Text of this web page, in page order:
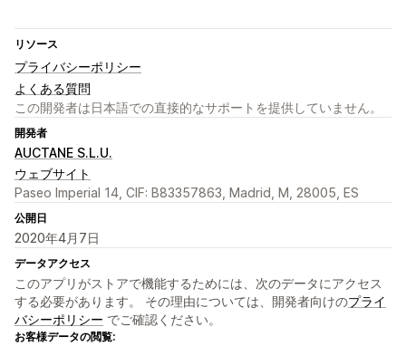
リソース
プライバシーポリシー
よくある質問
この開発者は日本語での直接的なサポートを提供していません。
開発者
AUCTANE S.L.U.
ウェブサイト
Paseo Imperial 14, CIF: B83357863, Madrid, M, 28005, ES
公開日
2020年4月7日
データアクセス
このアプリがストアで機能するためには、次のデータにアクセス
する必要があります。 その理由については、開発者向けのプライ
バシーポリシー でご確認ください。
お客様データの閲覧: